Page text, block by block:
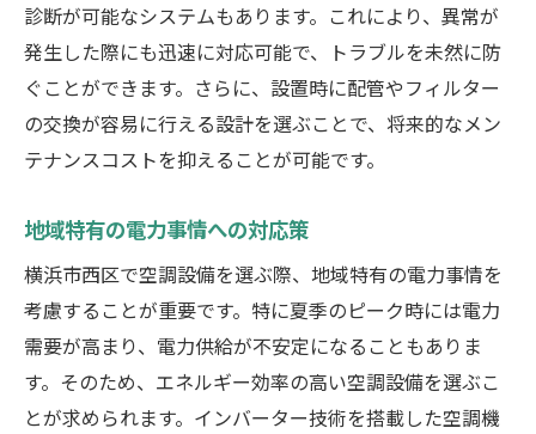
診断が可能なシステムもあります。これにより、異常が
発生した際にも迅速に対応可能で、トラブルを未然に防
ぐことができます。さらに、設置時に配管やフィルター
の交換が容易に行える設計を選ぶことで、将来的なメン
テナンスコストを抑えることが可能です。
地域特有の電力事情への対応策
横浜市西区で空調設備を選ぶ際、地域特有の電力事情を
考慮することが重要です。特に夏季のピーク時には電力
需要が高まり、電力供給が不安定になることもありま
す。そのため、エネルギー効率の高い空調設備を選ぶこ
とが求められます。インバーター技術を搭載した空調機